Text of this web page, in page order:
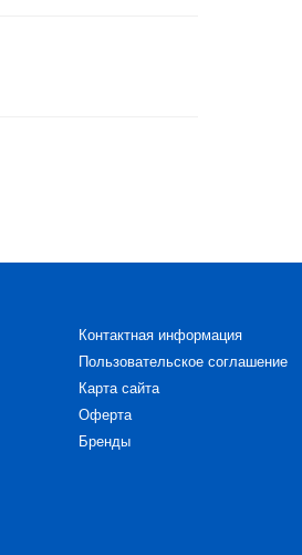
Контактная информация
Пользовательское соглашение
Карта сайта
Оферта
Бренды